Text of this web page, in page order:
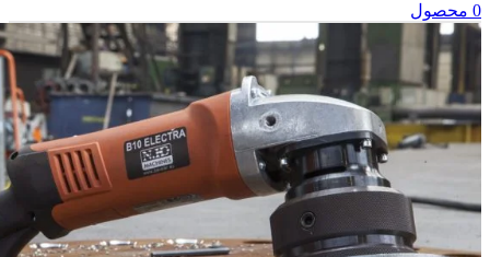
0 محصول